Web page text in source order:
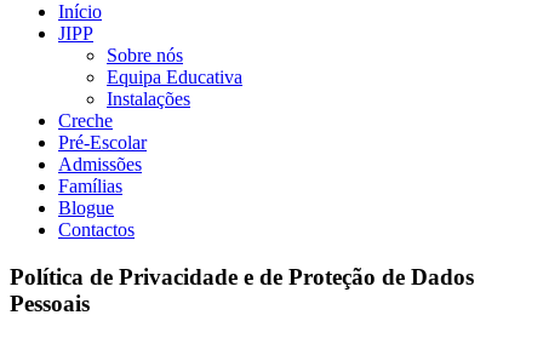
Início
JIPP
Sobre nós
Equipa Educativa
Instalações
Creche
Pré-Escolar
Admissões
Famílias
Blogue
Contactos
Política de Privacidade e de Proteção de Dados
Pessoais